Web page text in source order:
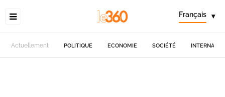
Français ▾
Actuellement POLITIQUE ECONOMIE SOCIÉTÉ